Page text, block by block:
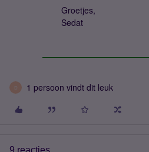
Groetjes,
Sedat
D 1 persoon vindt dit leuk
9 reacties